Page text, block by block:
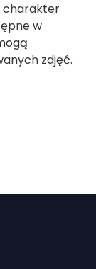
charakter
w
zdjęć.